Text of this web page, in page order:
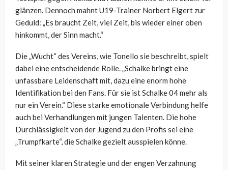
glänzen. Dennoch mahnt U19-Trainer Norbert Elgert zur
Geduld: „Es braucht Zeit, viel Zeit, bis wieder einer oben
hinkommt, der Sinn macht.“
Die „Wucht“ des Vereins, wie Tonello sie beschreibt, spielt
dabei eine entscheidende Rolle. „Schalke bringt eine
unfassbare Leidenschaft mit, dazu eine enorm hohe
Identifikation bei den Fans. Für sie ist Schalke 04 mehr als
nur ein Verein.“ Diese starke emotionale Verbindung helfe
auch bei Verhandlungen mit jungen Talenten. Die hohe
Durchlässigkeit von der Jugend zu den Profis sei eine
„Trumpfkarte“, die Schalke gezielt ausspielen könne.
Mit seiner klaren Strategie und der engen Verzahnung